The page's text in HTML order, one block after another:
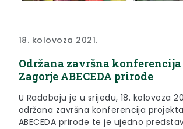
18. kolovoza 2021.
Održana završna
Zagorje ABECEDA prirode
U Radoboju je u srijedu, 18. kolovoza
održana završna konferencija
ABECEDA prirode te je ujedno